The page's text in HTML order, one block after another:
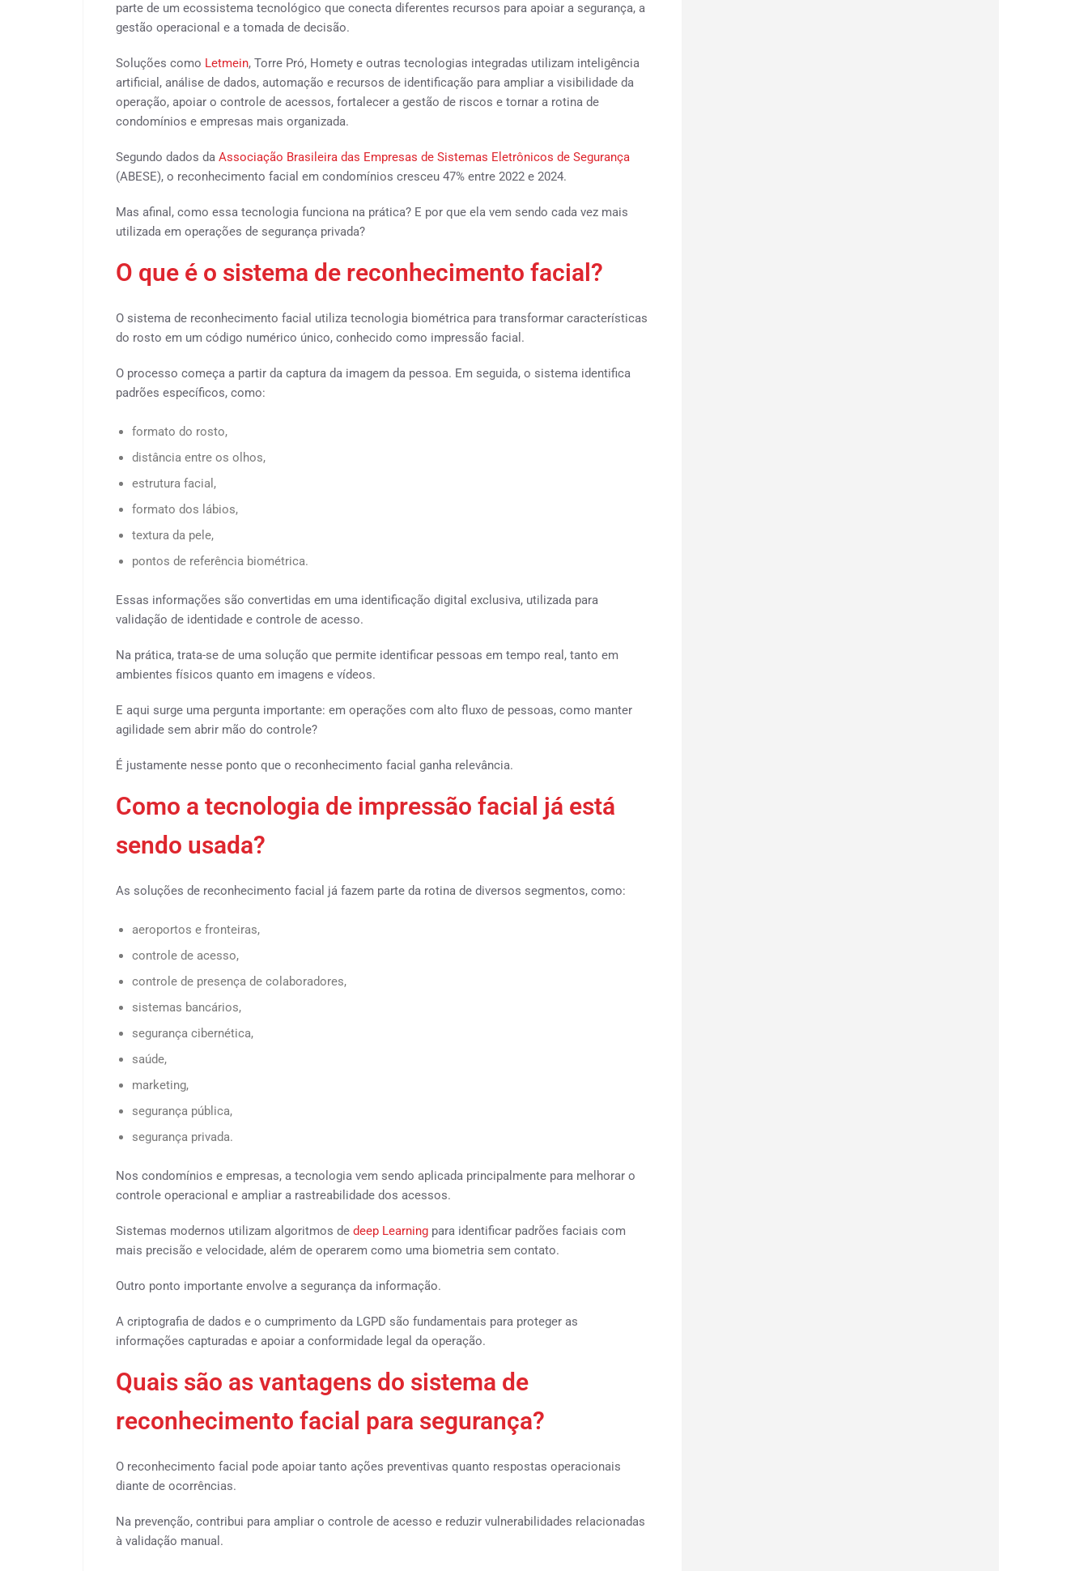
parte de um ecossistema tecnológico que conecta diferentes recursos para apoiar a segurança, a
gestão operacional e a tomada de decisão.
Soluções como Letmein, Torre Pró, Homety e outras tecnologias integradas utilizam inteligência
artificial, análise de dados, automação e recursos de identificação para ampliar a visibilidade da
operação, apoiar o controle de acessos, fortalecer a gestão de riscos e tornar a rotina de
condomínios e empresas mais organizada.
Segundo dados da Associação Brasileira das Empresas de Sistemas Eletrônicos de Segurança
(ABESE), o reconhecimento facial em condomínios cresceu 47% entre 2022 e 2024.
Mas afinal, como essa tecnologia funciona na prática? E por que ela vem sendo cada vez mais
utilizada em operações de segurança privada?
O que é o sistema de reconhecimento facial?
O sistema de reconhecimento facial utiliza tecnologia biométrica para transformar características
do rosto em um código numérico único, conhecido como impressão facial.
O processo começa a partir da captura da imagem da pessoa. Em seguida, o sistema identifica
padrões específicos, como:
formato do rosto,
distância entre os olhos,
estrutura facial,
formato dos lábios,
textura da pele,
pontos de referência biométrica.
Essas informações são convertidas em uma identificação digital exclusiva, utilizada para
validação de identidade e controle de acesso.
Na prática, trata-se de uma solução que permite identificar pessoas em tempo real, tanto em
ambientes físicos quanto em imagens e vídeos.
E aqui surge uma pergunta importante: em operações com alto fluxo de pessoas, como manter
agilidade sem abrir mão do controle?
É justamente nesse ponto que o reconhecimento facial ganha relevância.
Como a tecnologia de impressão facial já está
sendo usada?
As soluções de reconhecimento facial já fazem parte da rotina de diversos segmentos, como:
aeroportos e fronteiras,
controle de acesso,
controle de presença de colaboradores,
sistemas bancários,
segurança cibernética,
saúde,
marketing,
segurança pública,
segurança privada.
Nos condomínios e empresas, a tecnologia vem sendo aplicada principalmente para melhorar o
controle operacional e ampliar a rastreabilidade dos acessos.
Sistemas modernos utilizam algoritmos de deep Learning para identificar padrões faciais com
mais precisão e velocidade, além de operarem como uma biometria sem contato.
Outro ponto importante envolve a segurança da informação.
A criptografia de dados e o cumprimento da LGPD são fundamentais para proteger as
informações capturadas e apoiar a conformidade legal da operação.
Quais são as vantagens do sistema de
reconhecimento facial para segurança?
O reconhecimento facial pode apoiar tanto ações preventivas quanto respostas operacionais
diante de ocorrências.
Na prevenção, contribui para ampliar o controle de acesso e reduzir vulnerabilidades relacionadas
à validação manual.